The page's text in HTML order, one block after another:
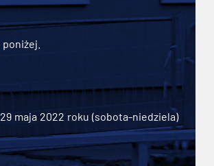
maja 2022 roku (sobota-niedziela)